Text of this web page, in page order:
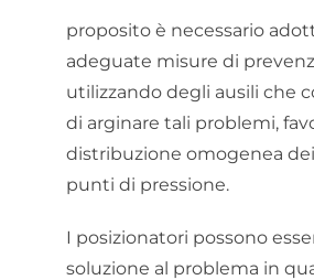
proposito è necessario
adeguate misure di
utilizzando degli ausili che
di arginare tali problemi,
distribuzione omogenea
punti di pressione.
I posizionatori possono
soluzione al problema in